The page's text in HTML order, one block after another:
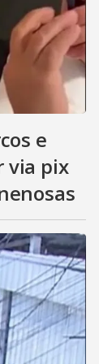
e
via pix